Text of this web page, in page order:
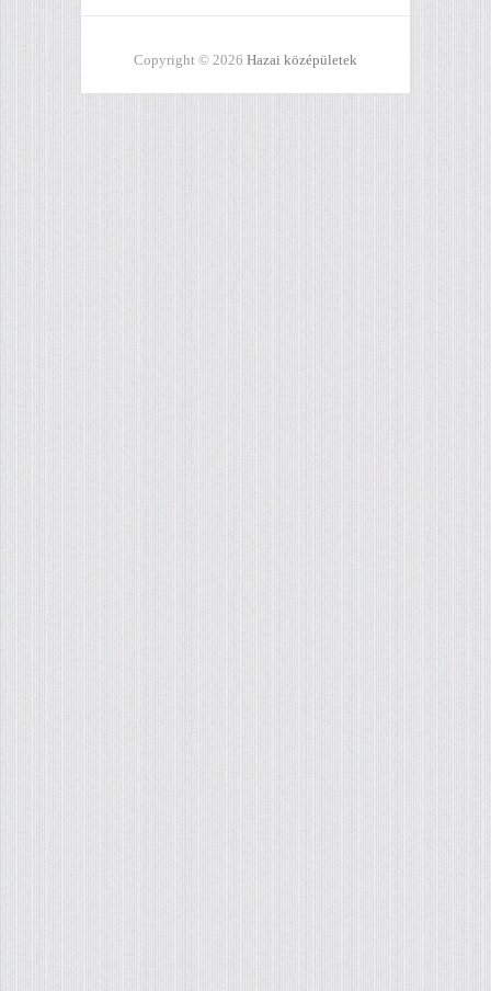
Copyright © 2026 Hazai középületek